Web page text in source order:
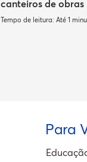
canteiros de obras
Tempo de leitura: Até 1
Para